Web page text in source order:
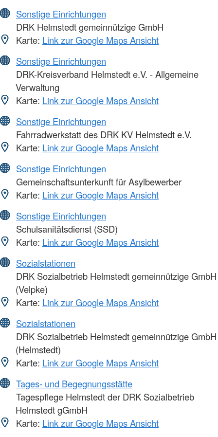
Sonstige Einrichtungen
DRK Helmstedt gemeinnützige GmbH
Karte: Link zur Google Maps Ansicht
Sonstige Einrichtungen
DRK-Kreisverband Helmstedt e.V. - Allgemeine
Verwaltung
Karte: Link zur Google Maps Ansicht
Sonstige Einrichtungen
Fahrradwerkstatt des DRK KV Helmstedt e.V.
Karte: Link zur Google Maps Ansicht
Sonstige Einrichtungen
Gemeinschaftsunterkunft für Asylbewerber
Karte: Link zur Google Maps Ansicht
Sonstige Einrichtungen
Schulsanitätsdienst (SSD)
Karte: Link zur Google Maps Ansicht
Sozialstationen
DRK Sozialbetrieb Helmstedt gemeinnützige GmbH
(Velpke)
Karte: Link zur Google Maps Ansicht
Sozialstationen
DRK Sozialbetrieb Helmstedt gemeinnützige GmbH
(Helmstedt)
Karte: Link zur Google Maps Ansicht
Tages- und Begegnungsstätte
Tagespflege Helmstedt der DRK Sozialbetrieb
Helmstedt gGmbH
Karte: Link zur Google Maps Ansicht